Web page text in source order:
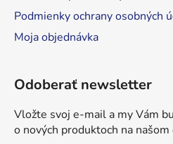
Podmienky ochrany osobných
Moja objednávka
Odoberať newsletter
Vložte svoj e-mail a my Vám
o nových produktoch na